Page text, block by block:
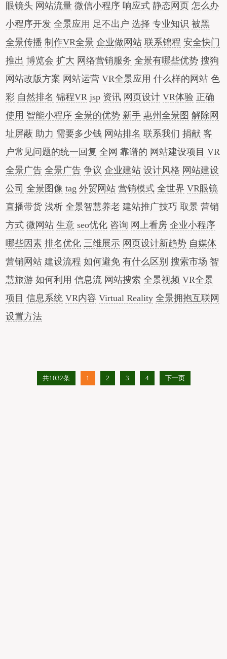
眼镜头 网站流量 微信小程序 响应式 静态网页 怎么办
小程序开发 全景应用 足不出户 选择 专业知识 被黑
全景传播 制作VR全景 企业做网站 联系锦程 安全快门
推出 博览会 扩大 网络营销服务 全景有哪些优势 搜狗
网站改版方案 网站运营 VR全景应用 什么样的网站 色
彩 自然排名 锦程VR jsp 资讯 网页设计 VR体验 正确
使用 智能小程序 全景的优势 新手 惠州全景图 解除网
址屏蔽 助力 需要多少钱 网站排名 联系我们 捐献 客
户常见问题的统一回复 全网 靠谱的 网站建设项目 VR
全景广告 全景广告 争议 企业建站 设计风格 网站建设
公司 全景图像 tag 外贸网站 营销模式 全世界 VR眼镜
直播带货 浅析 全景智慧养老 建站推广技巧 取景 营销
方式 微网站 生意 seo优化 咨询 网上看房 企业小程序
哪些因素 排名优化 三维展示 网页设计新趋势 自媒体
营销网站 建设流程 如何避免 有什么区别 搜索市场 智
慧旅游 如何利用 信息流 网站搜索 全景视频 VR全景
项目 信息系统 VR内容 Virtual Reality 全景拥抱互联网
设置方法
共1032条 1 2 3 4 下一页